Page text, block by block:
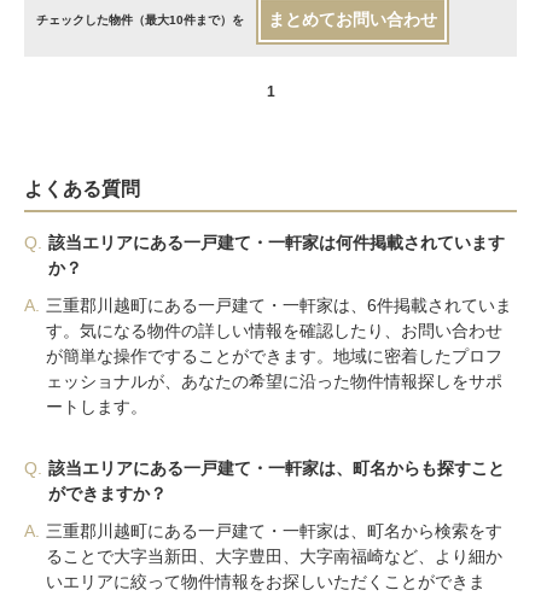
チェックした物件（最大10件まで）を まとめてお問い合わせ
1
よくある質問
Q.
該当エリアにある一戸建て・一軒家は何件掲載されています
か？
A.
三重郡川越町にある一戸建て・一軒家は、6件掲載されていま
す。気になる物件の詳しい情報を確認したり、お問い合わせ
が簡単な操作ですることができます。地域に密着したプロフ
ェッショナルが、あなたの希望に沿った物件情報探しをサポ
ートします。
Q.
該当エリアにある一戸建て・一軒家は、町名からも探すこと
ができますか？
A.
三重郡川越町にある一戸建て・一軒家は、町名から検索をす
ることで大字当新田、大字豊田、大字南福崎など、より細か
いエリアに絞って物件情報をお探しいただくことができま